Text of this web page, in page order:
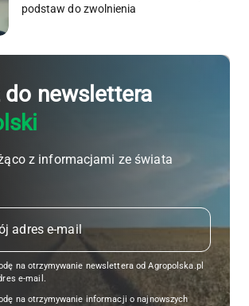
podstaw do zwolnienia
do newslettera
z informacjami ze świata
na otrzymywanie newslettera od Agropolska.pl
e-mail.
na otrzymywanie informacji o najnowszych